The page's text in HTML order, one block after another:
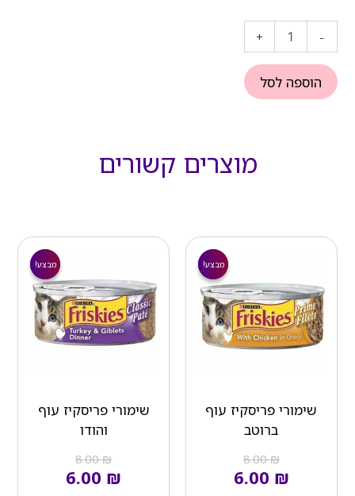
-
של
שימורי
פריסקיז
סלמון
+
הוספה לסל
מוצרים קשורים
מבצע!
מבצע!
שימורי פריסקיז עוף
ברוטב
₪
8.00
המחיר
המקורי
היה:
₪ 8.00.
₪
המחיר
הנוכחי
הוא:
₪ 6.00.
מבצע!
מבצע!
שימורי פריסקיז עוף
והודו
₪
8.00
המחיר
המקורי
היה:
₪ 8.00.
₪
המחיר
הנוכחי
הוא:
₪ 6.00.